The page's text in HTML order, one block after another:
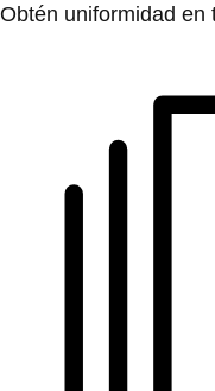
Obtén uniformidad en